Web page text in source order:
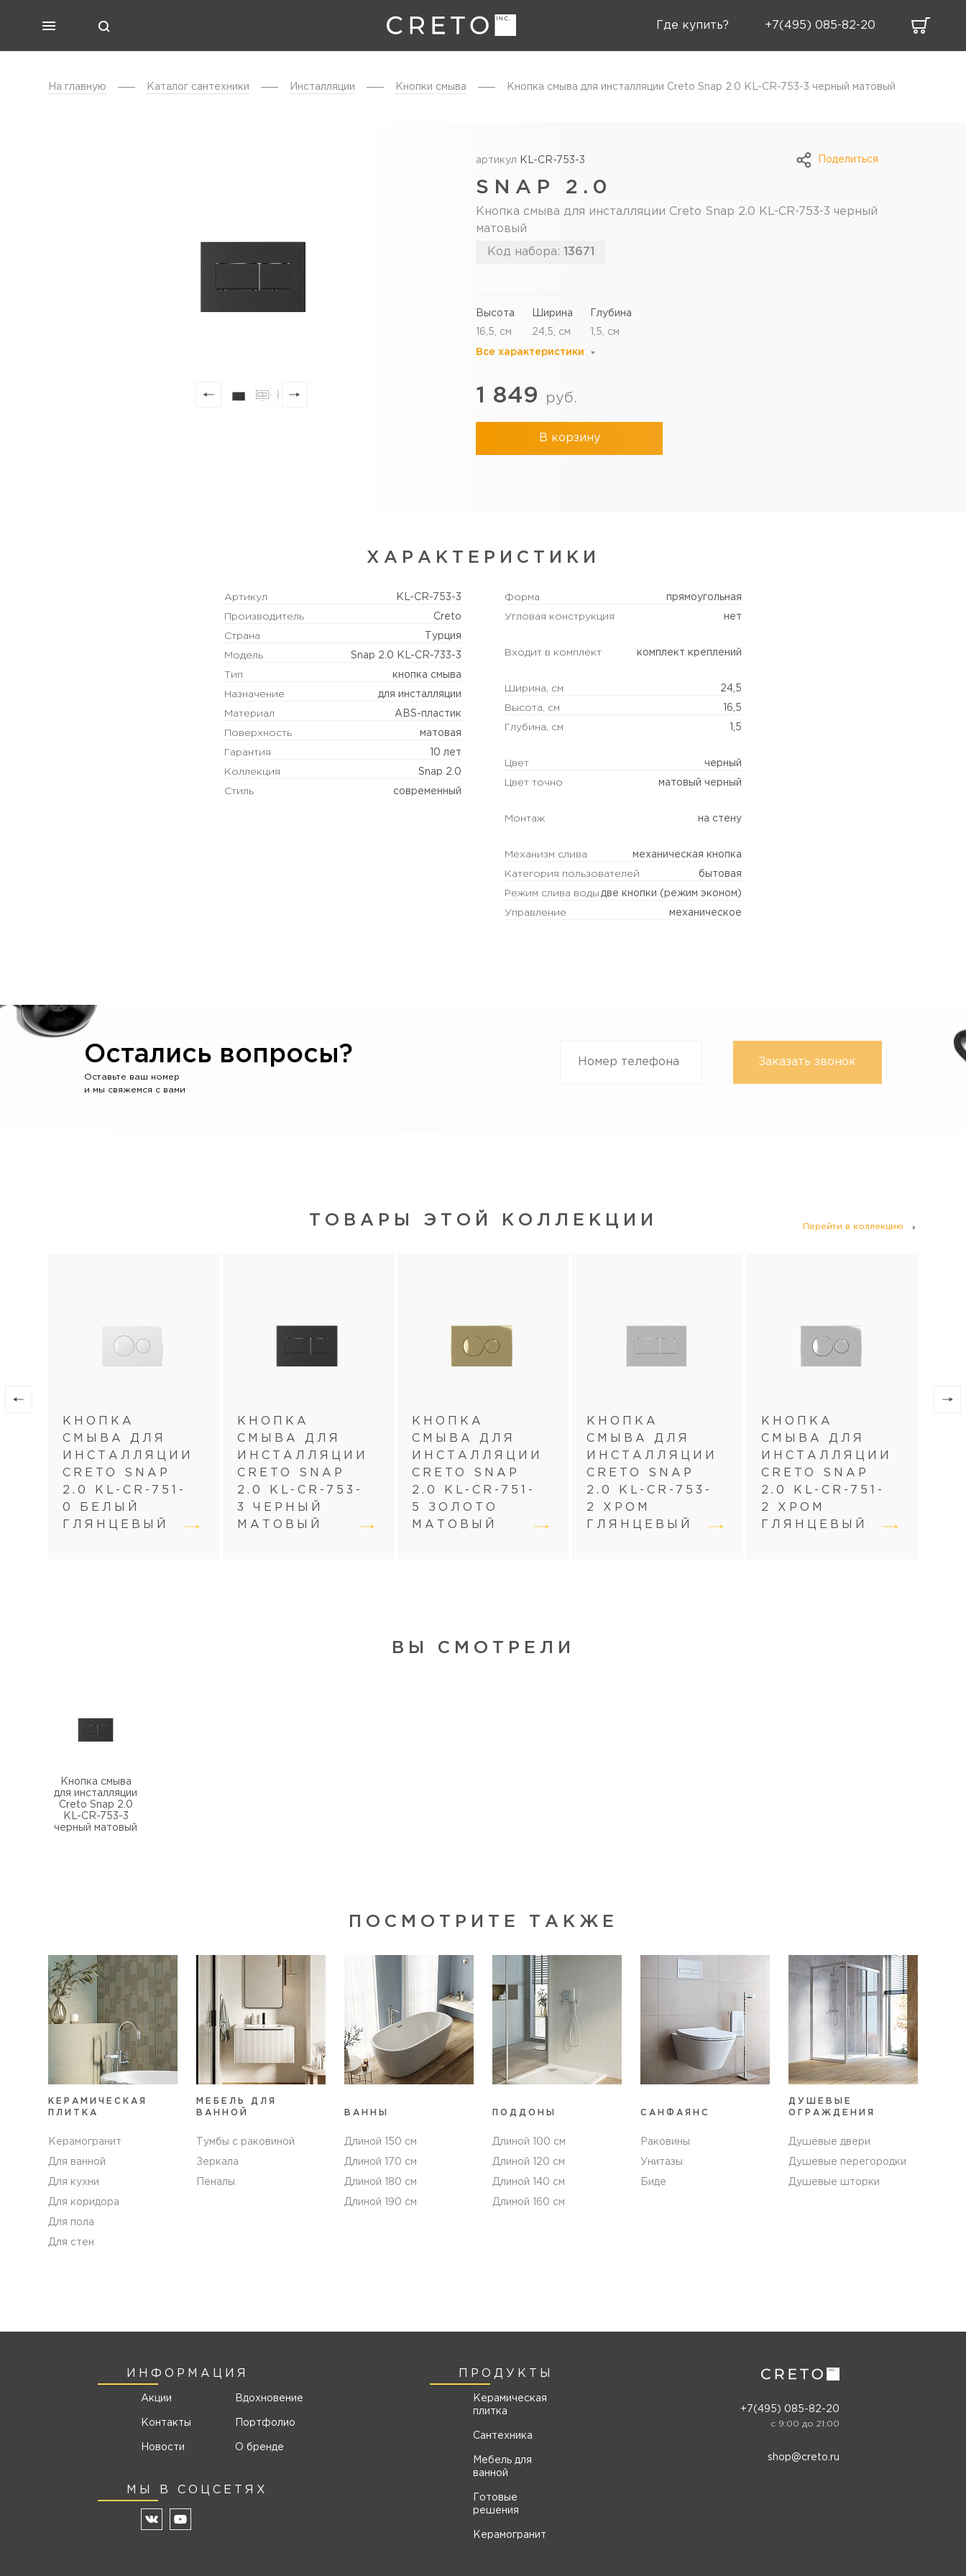
Где купить? +7(495) 085-82-20
На главную Каталог cантехники Инсталляции Кнопки смыва Кнопка смыва для инсталляции Creto Snap 2.0 KL-CR-753-3 черный матовый
Поделиться
артикул KL-CR-753-3
SNAP 2.0
Кнопка смыва для инсталляции Creto Snap 2.0 KL-CR-753-3 черный
матовый
Код набора: 13671
Высота
16,5, см
Ширина
24,5, см
Глубина
1,5, см
Все характеристики
1 849 руб.
В корзину
ХАРАКТЕРИСТИКИ
Артикул KL-CR-753-3
Производитель Creto
Страна Турция
Модель Snap 2.0 KL-CR-733-3
Тип кнопка смыва
Назначение для инсталляции
Материал ABS-пластик
Поверхность матовая
Гарантия 10 лет
Коллекция Snap 2.0
Стиль современный
Форма прямоугольная
Угловая конструкция нет
Входит в комплект комплект креплений
Ширина, см 24,5
Высота, см 16,5
Глубина, см 1,5
Цвет черный
Цвет точно матовый черный
Монтаж на стену
Механизм слива механическая кнопка
Категория пользователей бытовая
Режим слива воды две кнопки (режим эконом)
Управление механическое
Остались вопросы?
Оставьте ваш номер
и мы свяжемся с вами
ТОВАРЫ ЭТОЙ КОЛЛЕКЦИИ Перейти в коллекцию
КНОПКА
СМЫВА ДЛЯ
ИНСТАЛЛЯЦИИ
CRETO SNAP
2.0 KL-CR-751-
0 БЕЛЫЙ
ГЛЯНЦЕВЫЙ
КНОПКА
СМЫВА ДЛЯ
ИНСТАЛЛЯЦИИ
CRETO SNAP
2.0 KL-CR-753-
3 ЧЕРНЫЙ
МАТОВЫЙ
КНОПКА
СМЫВА ДЛЯ
ИНСТАЛЛЯЦИИ
CRETO SNAP
2.0 KL-CR-751-
5 ЗОЛОТО
МАТОВЫЙ
КНОПКА
СМЫВА ДЛЯ
ИНСТАЛЛЯЦИИ
CRETO SNAP
2.0 KL-CR-753-
2 ХРОМ
ГЛЯНЦЕВЫЙ
КНОПКА
СМЫВА ДЛЯ
ИНСТАЛЛЯЦИИ
CRETO SNAP
2.0 KL-CR-751-
2 ХРОМ
ГЛЯНЦЕВЫЙ
ВЫ СМОТРЕЛИ
Кнопка смыва
для инсталляции
Creto Snap 2.0
KL-CR-753-3
черный матовый
ПОСМОТРИТЕ ТАКЖЕ
КЕРАМИЧЕСКАЯ
ПЛИТКА
Керамогранит
Для ванной
Для кухни
Для коридора
Для пола
Для стен
МЕБЕЛЬ ДЛЯ
ВАННОЙ
Тумбы с раковиной
Зеркала
Пеналы
ВАННЫ
Длиной 150 см
Длиной 170 см
Длиной 180 см
Длиной 190 см
ПОДДОНЫ
Длиной 100 см
Длиной 120 см
Длиной 140 см
Длиной 160 см
САНФАЯНС
Раковины
Унитазы
Биде
ДУШЕВЫЕ
ОГРАЖДЕНИЯ
Душевые двери
Душевые перегородки
Душевые шторки
ИНФОРМАЦИЯ
Акции
Контакты
Новости
Вдохновение
Портфолио
О бренде
МЫ В СОЦСЕТЯХ
ПРОДУКТЫ
Керамическая
плитка
Сантехника
Мебель для
ванной
Готовые
решения
Керамогранит
+7(495) 085-82-20
c 9:00 до 21:00
shop@creto.ru